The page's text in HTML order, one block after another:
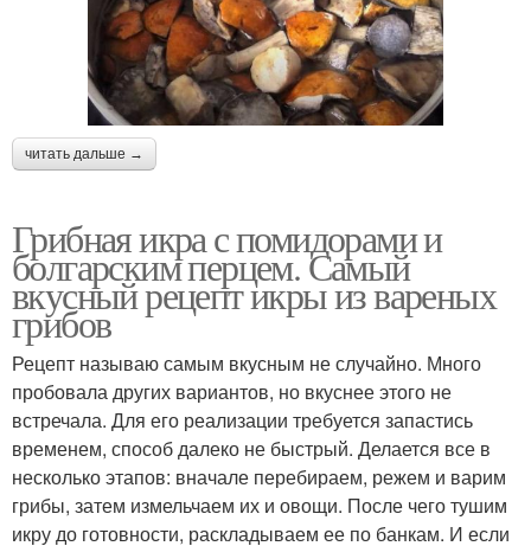
читать дальше →
Грибная икра с помидорами и
болгарским перцем. Самый
вкусный рецепт икры из вареных
грибов
Рецепт называю самым вкусным не случайно. Много
пробовала других вариантов, но вкуснее этого не
встречала. Для его реализации требуется запастись
временем, способ далеко не быстрый. Делается все в
несколько этапов: вначале перебираем, режем и варим
грибы, затем измельчаем их и овощи. После чего тушим
икру до готовности, раскладываем ее по банкам. И если